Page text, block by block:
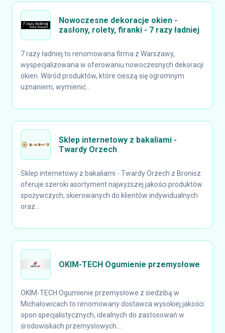
Nowoczesne dekoracje okien -
zasłony, rolety, firanki - 7 razy ładniej
7 razy ładniej to renomowana firma z Warszawy,
wyspecjalizowana w oferowaniu nowoczesnych dekoracji
okien. Wśród produktów, które cieszą się ogromnym
uznaniem, wymienić...
Sklep internetowy z bakaliami -
Twardy Orzech
Sklep internetowy z bakaliami - Twardy Orzech z Bronisz
oferuje szeroki asortyment najwyższej jakości produktów
spożywczych, skierowanych do klientów indywidualnych
oraz...
OKIM-TECH Ogumienie przemysłowe
OKIM-TECH Ogumienie przemysłowe z siedzibą w
Michałowicach to renomowany dostawca wysokiej jakości
opon specjalistycznych, idealnych do zastosowań w
środowiskach przemysłowych....